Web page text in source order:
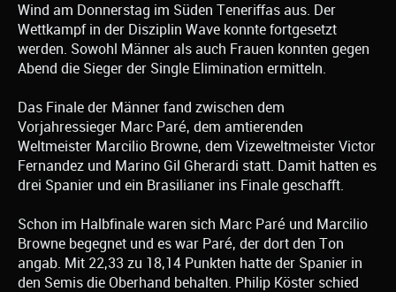
Wind am Donnerstag im Süden Teneriffas aus. Der
Wettkampf in der Disziplin Wave konnte fortgesetzt
werden. Sowohl Männer als auch Frauen konnten gegen
Abend die Sieger der Single Elimination ermitteln.
Das Finale der Männer fand zwischen dem
Vorjahressieger Marc Paré, dem amtierenden
Weltmeister Marcilio Browne, dem Vizeweltmeister Victor
Fernandez und Marino Gil Gherardi statt. Damit hatten es
drei Spanier und ein Brasilianer ins Finale geschafft.
Schon im Halbfinale waren sich Marc Paré und Marcilio
Browne begegnet und es war Paré, der dort den Ton
angab. Mit 22,33 zu 18,14 Punkten hatte der Spanier in
den Semis die Oberhand behalten. Philip Köster schied